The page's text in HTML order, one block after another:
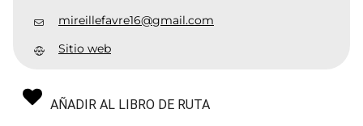
mireillefavre16@gmail.com
Sitio web
AÑADIR AL LIBRO DE RUTA